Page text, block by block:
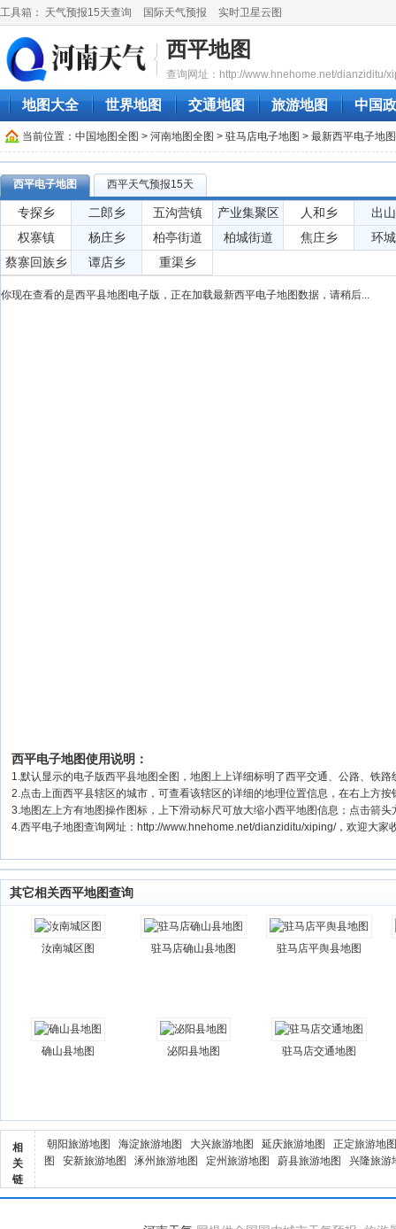
工具箱： 天气预报15天查询 国际天气预报 实时卫星云图
西平地图
查询网址：http://www.hnehome.net/dianziditu/
地图大全 世界地图 交通地图 旅游地图 中国
当前位置： 中国地图全图 > 河南地图全图 > 驻马店电子地图 > 最新西平电子地
西平电子地图 西平天气预报15天
专探乡 二郎乡 五沟营镇 产业集聚区 人和乡
出
权寨镇
杨庄乡 柏亭街道 柏城街道 焦庄乡
环
蔡寨回族乡
谭店乡 重渠乡
你现在查看的是西平县地图电子版，正在加载最新西平电子地图数据，请稍后...
西平电子地图使用说明：
1.默认显示的电子版西平县地图全图，地图上上详细标明了西平交通、公路、铁
2.点击上面西平县辖区的城市，可查看该辖区的详细的地理位置信息，在右上方
3.地图左上方有地图操作图标，上下滑动标尺可放大缩小西平地图信息；点击箭
4.西平电子地图查询网址：http://www.hnehome.net/dianziditu/xiping/，欢迎大家
其它相关西平地图查询
汝南城区图 驻马店确山县地图 驻马店平舆县地图
确山县地图 泌阳县地图 驻马店交通地图
相
关
链
朝阳旅游地图 海淀旅游地图 大兴旅游地图 延庆旅游地图
正定旅游地图
图
安新旅游地图 涿州旅游地图 定州旅游地图 蔚县旅游地图 兴隆旅游